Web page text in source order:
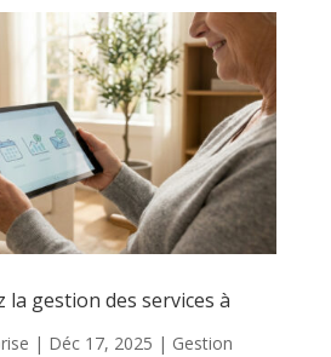
la gestion des services à
| Déc 17, 2025 | Gestion